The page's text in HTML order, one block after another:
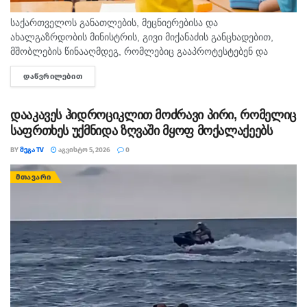
საქართველოს განათლების, მეცნიერებისა და
ახალგაზრდობის მინისტრის, გივი მიქანაძის განცხადებით,
მშობლების წინააღმდეგ, რომლებიც გააპროტესტებენ და
ბავშვებს სასკოლო ფორმას მაინც არ ჩააცმევენ, იქნება
განსაზღვრული, როგორც აღმზრდელობითი, ისე კონკრეტული
ᲓᲐᲬᲕᲠᲘᲚᲔᲑᲘᲗ
დააკავეს ჰიდროციკლით მოძრავი პირი, რომელიც
საფრთხეს უქმნიდა ზღვაში მყოფ მოქალაქეებს
BYᲛᲔᲒᲐ TV ᲐᲒᲕᲘᲡᲢᲝ 5, 2026 0
ᲛᲗᲐᲕᲐᲠᲘ